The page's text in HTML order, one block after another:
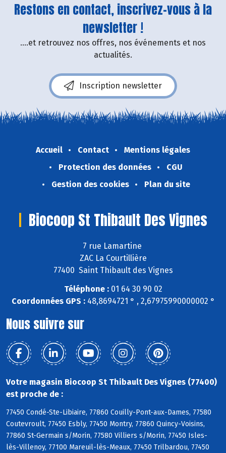
Restons en contact, inscrivez-vous à la
newsletter !
....et retrouvez nos offres, nos événements et nos
actualités.
Inscription newsletter
Accueil Contact
Mentions légales
Protection des données
CGU
Gestion des cookies
Plan du site
Biocoop St Thibault Des Vignes
7 rue Lamartine
ZAC La Courtillière
77400 Saint Thibault des Vignes
Téléphone :01 64 30 90 02
Coordonnées GPS :48,8694721 ° , 2,67975990000002 °
Nous suivre sur
Votre magasin Biocoop St Thibault Des Vignes (77400)
est proche de :
77450 Condé-Ste-Libiaire, 77860 Couilly-Pont-aux-Dames, 77580
Coutevroult, 77450 Esbly, 77450 Montry, 77860 Quincy-Voisins,
77860 St-Germain s/Morin, 77580 Villiers s/Morin, 77450 Isles-
lès-Villenoy, 77100 Mareuil-lès-Meaux, 77450 Trilbardou, 77450